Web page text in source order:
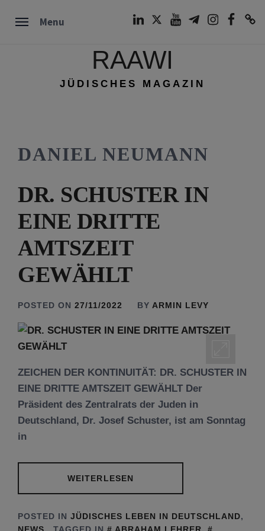
Menu
RAAWI
JÜDISCHES MAGAZIN
DANIEL NEUMANN
DR. SCHUSTER IN
EINE DRITTE
AMTSZEIT
GEWÄHLT
POSTED ON 27/11/2022 BY ARMIN LEVY
ZEICHEN DER KONTINUITÄT: DR. SCHUSTER IN
EINE DRITTE AMTSZEIT GEWÄHLT Der
Präsident des Zentralrats der Juden in
Deutschland, Dr. Josef Schuster, ist am Sonntag
in
WEITERLESEN
POSTED IN JÜDISCHES LEBEN IN DEUTSCHLAND,
NEWS
TAGGED IN ABRAHAM LEHRER,